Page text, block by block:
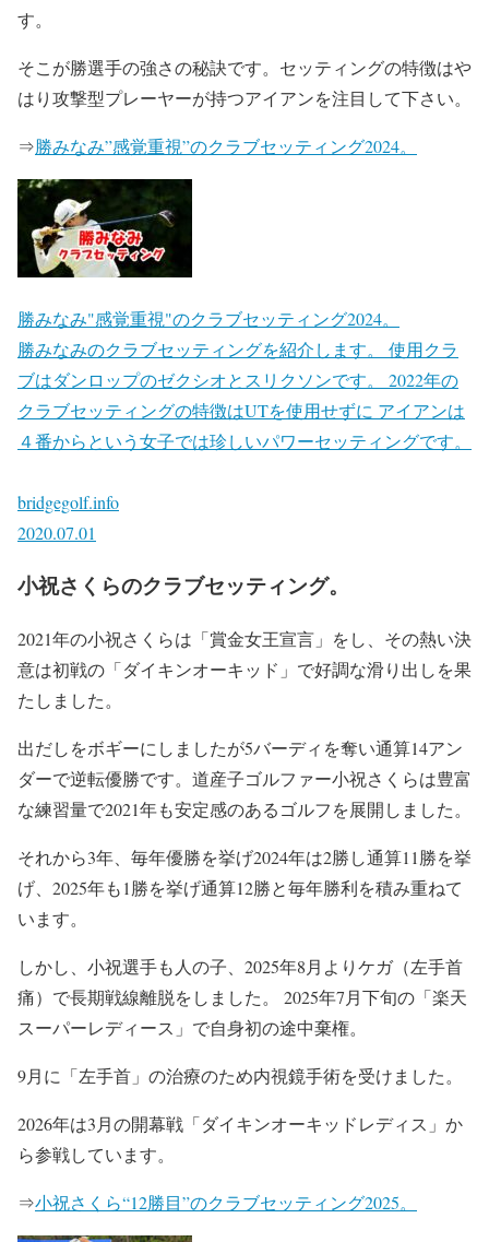
す。
そこが勝選手の強さの秘訣です。セッティングの特徴はや
はり攻撃型プレーヤーが持つアイアンを注目して下さい。
⇒勝みなみ”感覚重視”のクラブセッティング2024。
勝みなみ"感覚重視"のクラブセッティング2024。
勝みなみのクラブセッティングを紹介します。 使用クラ
ブはダンロップのゼクシオとスリクソンです。 2022年の
クラブセッティングの特徴はUTを使用せずに アイアンは
４番からという女子では珍しいパワーセッティングです。
bridgegolf.info
2020.07.01
小祝さくらのクラブセッティング。
2021年の小祝さくらは「賞金女王宣言」をし、その熱い決
意は初戦の「ダイキンオーキッド」で好調な滑り出しを果
たしました。
出だしをボギーにしましたが5バーディを奪い通算14アン
ダーで逆転優勝です。道産子ゴルファー小祝さくらは豊富
な練習量で2021年も安定感のあるゴルフを展開しました。
それから3年、毎年優勝を挙げ2024年は2勝し通算11勝を挙
げ、2025年も1勝を挙げ通算12勝と毎年勝利を積み重ねて
います。
しかし、小祝選手も人の子、2025年8月よりケガ（左手首
痛）で長期戦線離脱をしました。 2025年7月下旬の「楽天
スーパーレディース」で自身初の途中棄権。
9月に「左手首」の治療のため内視鏡手術を受けました。
2026年は3月の開幕戦「ダイキンオーキッドレディス」か
ら参戦しています。
⇒小祝さくら“12勝目”のクラブセッティング2025。